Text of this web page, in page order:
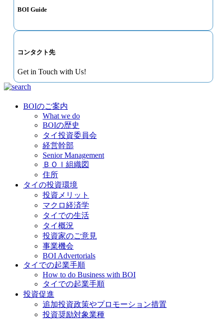
BOI Guide
コンタクト先
Get in Touch with Us!
BOIのご案内
What we do
BOIの歴史
タイ投資委員会
経営幹部
Senior Management
ＢＯＩ組織図
住所
タイの投資環境
投資メリット
マクロ経済学
タイでの生活
タイ概況
投資家のご意見
事業機会
BOI Advertorials
タイでの起業手順
How to do Business with BOI
タイでの起業手順
投資促進
追加投資政策やプロモーション措置
投資奨励対象業種